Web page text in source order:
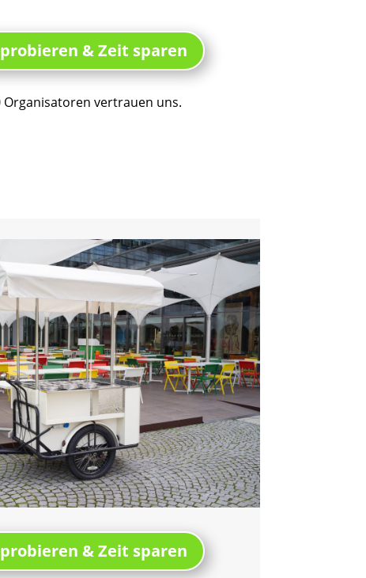
& Zeit sparen
Organisatoren vertrauen uns.
& Zeit sparen